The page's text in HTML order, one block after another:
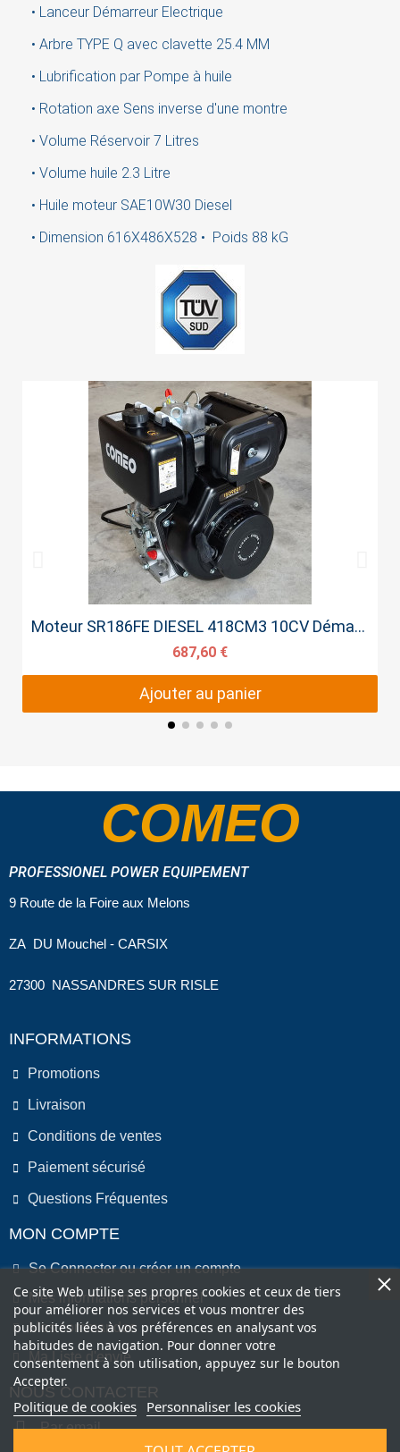
• Lanceur Démarreur Electrique
• Arbre TYPE Q avec clavette 25.4 MM
• Lubrification par Pompe à huile
• Rotation axe Sens inverse d'une montre
• Volume Réservoir 7 Litres
• Volume huile 2.3 Litre
• Huile moteur SAE10W30 Diesel
• Dimension 616X486X528 • Poids 88 kG
Aperçu rapide Moteur SR186FE DIESEL 418CM3 10CV Démarrage Electrique
687,60 €
Ajouter au panier
COMEO
PROFESSIONEL POWER EQUIPEMENT
9 Route de la Foire aux Melons
ZA DU Mouchel - CARSIX
27300 NASSANDRES SUR RISLE
INFORMATIONS
Promotions
Livraison
Conditions de ventes
Paiement sécurisé
Questions Fréquentes
MON COMPTE
Se Connecter ou créer un compte
Mes informations personnel
Mes commandes
Ma Liste d'envie
NOUS CONTACTER
Par email
Ce site Web utilise ses propres cookies et ceux de tiers
pour améliorer nos services et vous montrer des
publicités liées à vos préférences en analysant vos
habitudes de navigation. Pour donner votre
consentement à son utilisation, appuyez sur le bouton
Accepter.
Politique de cookies Personnaliser les cookies